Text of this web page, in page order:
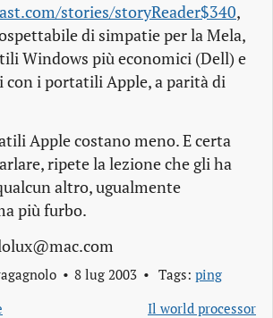
stories/storyReader$340,
di simpatie per la Mela,
Windows più economici (Dell) e
i portatili Apple, a parità di
Apple costano meno. E certa
ripete la lezione che gli ha
altro, ugualmente
più furbo.
8 lug 2003 Tags: ping
Il world processor